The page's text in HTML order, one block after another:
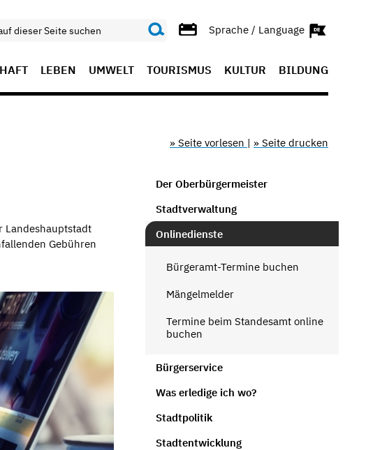
Sprache / Language
LEBEN UMWELT TOURISMUS KULTUR BILDUNG
» Seite vorlesen | » Seite drucken
Landeshauptstadt
Gebühren
Der Oberbürgermeister
Stadtverwaltung
Onlinedienste
Bürgeramt-Termine buchen
Mängelmelder
Termine beim Standesamt online
buchen
Bürgerservice
Was erledige ich wo?
Stadtpolitik
Stadtentwicklung